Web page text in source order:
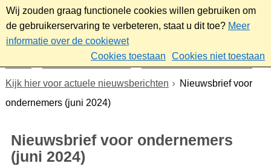
Wij zouden graag functionele cookies willen gebruiken om
de gebruikerservaring te verbeteren, staat u dit toe? Meer
informatie over de cookiewet
Cookies toestaan
Cookies niet toestaan
Werk & ondernemen
Nieuwsbrief ondernemers
Kijk hier voor actuele nieuwsberichten
Nieuwsbrief voor
ondernemers (juni 2024)
Nieuwsbrief voor ondernemers
(juni 2024)